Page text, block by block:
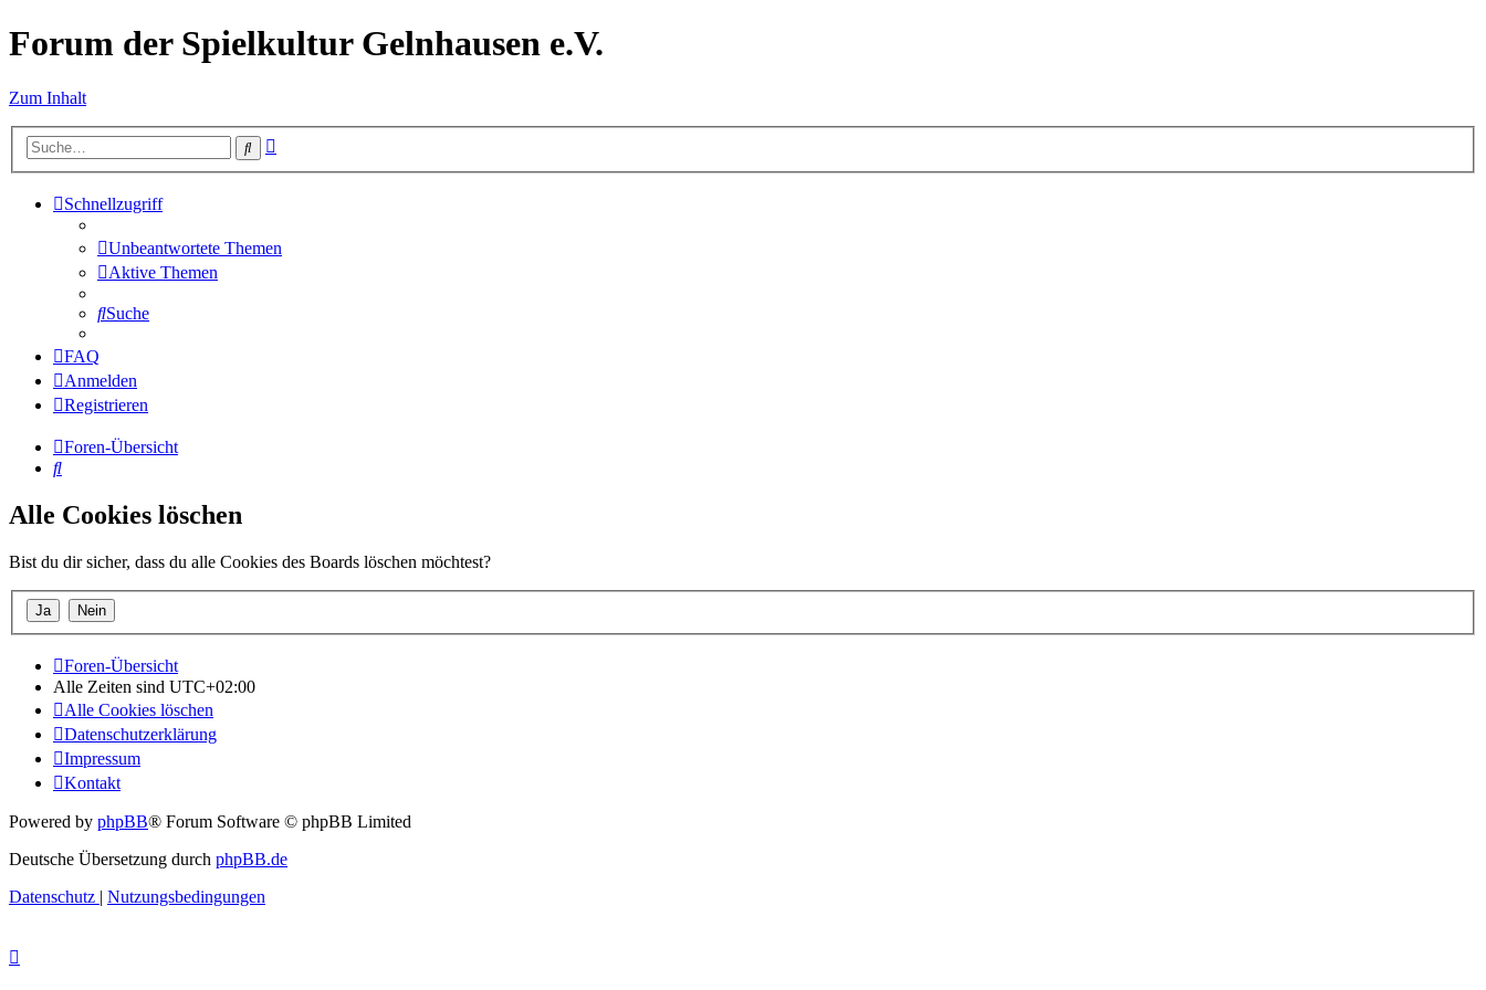
Forum der Spielkultur Gelnhausen e.V.
Zum Inhalt
Suche
Schnellzugriff
Unbeantwortete Themen
Aktive Themen
Suche
FAQ
Anmelden
Registrieren
Foren-Übersicht
Suche
Alle Cookies löschen
Bist du dir sicher, dass du alle Cookies des Boards löschen möchtest?
Foren-Übersicht
Alle Zeiten sind UTC+02:00
Alle Cookies löschen
Datenschutzerklärung
Impressum
Kontakt
Powered by phpBB® Forum Software © phpBB Limited
Deutsche Übersetzung durch phpBB.de
Datenschutz | Nutzungsbedingungen